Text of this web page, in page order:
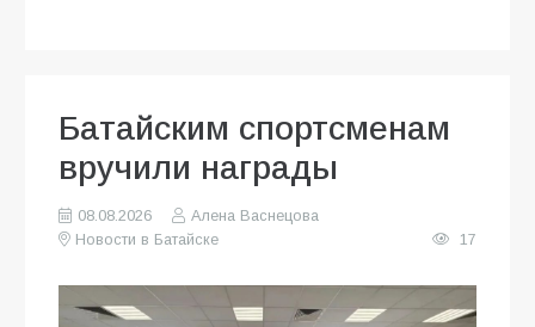
Батайским спортсменам
вручили награды
08.08.2026
Алена Васнецова
Новости в Батайске
17